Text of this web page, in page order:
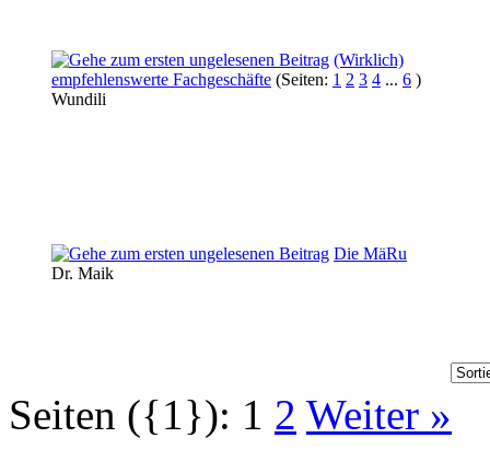
(Wirklich)
empfehlenswerte Fachgeschäfte (Seiten: 1 2 3 4 ... 6 )
Wundili
Die MäRu
Dr. Maik
Seiten ({1}): 1 2 Weiter »